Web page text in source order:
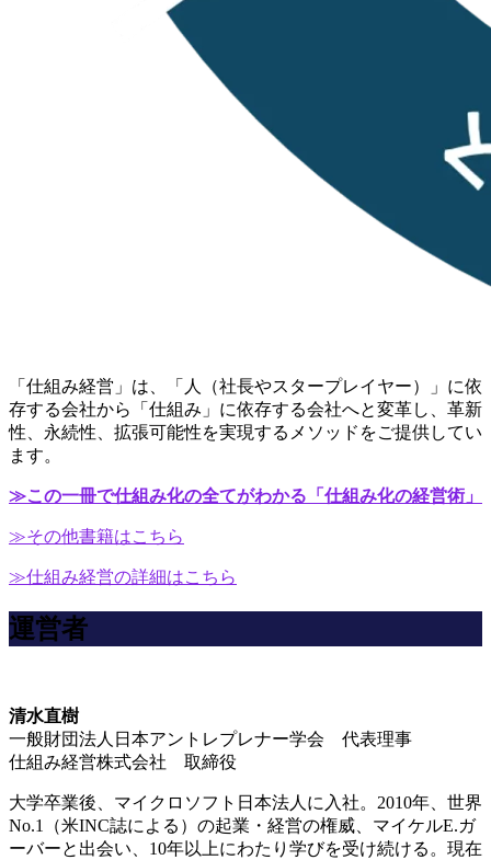
「仕組み経営」は、「人（社長やスタープレイヤー）」に依
存する会社から「仕組み」に依存する会社へと変革し、革新
性、永続性、拡張可能性を実現するメソッドをご提供してい
ます。
≫この一冊で仕組み化の全てがわかる「仕組み化の経営術」
≫その他書籍はこちら
≫仕組み経営の詳細はこちら
運営者
清水直樹
一般財団法人日本アントレプレナー学会 代表理事
仕組み経営株式会社 取締役
大学卒業後、マイクロソフト日本法人に入社。2010年、世界
No.1（米INC誌による）の起業・経営の権威、マイケルE.ガ
ーバーと出会い、10年以上にわたり学びを受け続ける。現在